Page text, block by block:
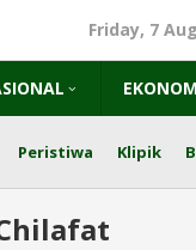
Friday, 7
Peristiwa Klipik